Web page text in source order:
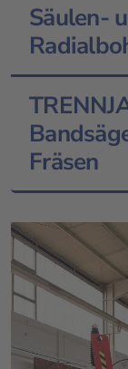
Säulen-
Fräsen